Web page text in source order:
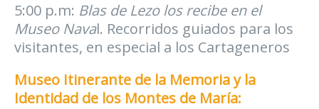
5:00 p.m: Blas de Lezo los recibe en el
Museo Naval. Recorridos guiados para los
visitantes, en especial a los Cartageneros
Museo Itinerante de la Memoria y la
Identidad de los Montes de María: